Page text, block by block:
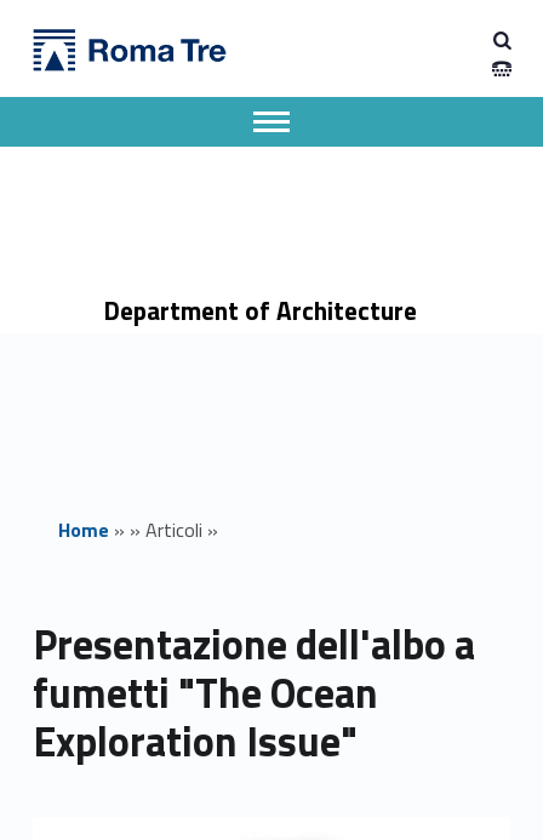
Presentazione dell'albo a fumetti "The Ocean Exploration Issue" - Dipartimento di Architettura
Department of Architecture
Apri il menu secondario
Header info sidebar
Home » » Articoli »
Presentazione dell'albo a
fumetti "The Ocean
Exploration Issue"